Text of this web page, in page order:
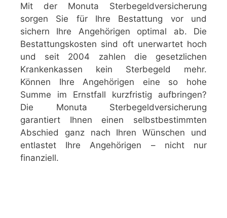
Mit der Monuta Sterbegeldversicherung
sorgen Sie für Ihre Bestattung vor und
sichern Ihre Angehörigen optimal ab. Die
Bestattungskosten sind oft unerwartet hoch
und seit 2004 zahlen die gesetzlichen
Krankenkassen kein Sterbegeld mehr.
Können Ihre Angehörigen eine so hohe
Summe im Ernstfall kurzfristig aufbringen?
Die Monuta Sterbegeldversicherung
garantiert Ihnen einen selbstbestimmten
Abschied ganz nach Ihren Wünschen und
entlastet Ihre Angehörigen – nicht nur
finanziell.